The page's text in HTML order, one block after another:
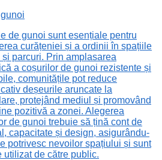
de gunoi sunt esențiale pentru
curățeniei și a ordinii în spațiile
și parcuri. Prin amplasarea
a coșurilor de gunoi rezistente și
comunitățile pot reduce
deșeurile aruncate la
protejând mediul și promovând
pozitivă a zonei. Alegerea
de gunoi trebuie să țină cont de
capacitate și design, asigurându-
potrivesc nevoilor spațiului și sunt
utilizat de către public.